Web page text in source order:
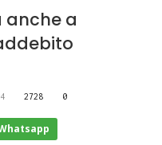
anche a
2728 0